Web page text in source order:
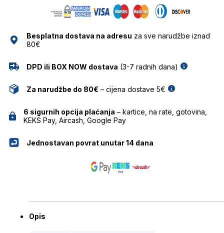
Besplatna dostava na adresu za sve narudžbe iznad
80€
DPD ili BOX NOW dostava (3-7 radnih dana)
Za narudžbe do 80€ – cijena dostave 5€
6 sigurnih opcija plaćanja – kartice, na rate, gotovina,
KEKS Pay, Aircash, Google Pay
Jednostavan povrat unutar 14 dana
Opis